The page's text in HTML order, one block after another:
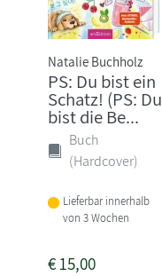
Natalie Buchholz
PS: Du bist ein
Schatz! (PS: Du
bist die Be...
Buch
(Hardcover)
Lieferbar innerhalb
von 3 Wochen
€15,00